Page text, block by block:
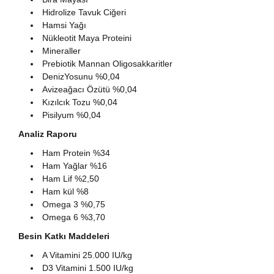
Hidrolize Tavuk Ciğeri
Hamsi Yağı
Nükleotit Maya Proteini
Mineraller
Prebiotik Mannan Oligosakkaritler
DenizYosunu %0,04
Avizeağacı Özütü %0,04
Kızılcık Tozu %0,04
Pisilyum %0,04
Analiz Raporu
Ham Protein %34
Ham Yağlar %16
Ham Lif %2,50
Ham kül %8
Omega 3 %0,75
Omega 6 %3,70
Besin Katkı Maddeleri
A Vitamini 25.000 IU/kg
D3 Vitamini 1.500 IU/kg